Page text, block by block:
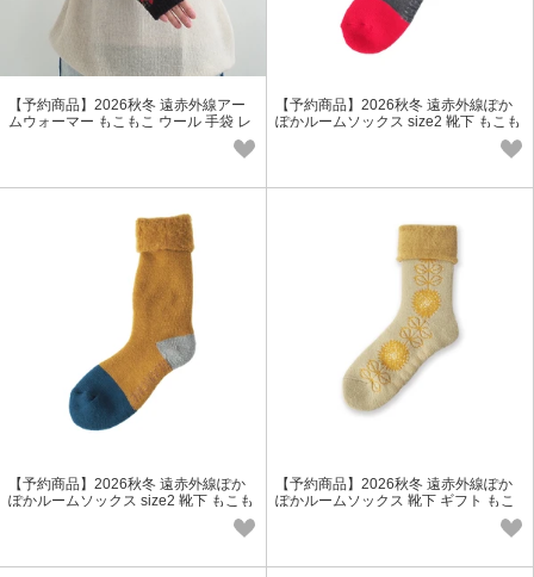
【予約商品】2026秋冬 遠赤外線アー
ムウォーマー もこもこ ウール 手袋 レ
【予約商品】2026秋冬 遠赤外線ぽか
ぽかルームソックス size2 靴下 もこも
【予約商品】2026秋冬 遠赤外線ぽか
ぽかルームソックス size2 靴下 もこも
【予約商品】2026秋冬 遠赤外線ぽか
ぽかルームソックス 靴下 ギフト もこ